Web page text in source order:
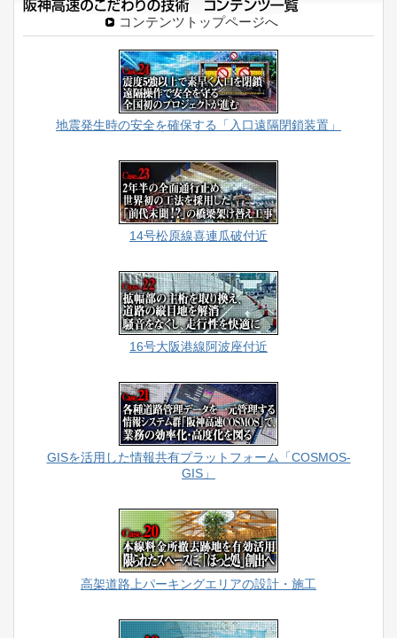
コンテンツトップページへ
地震発生時の安全を確保する「入口遠隔閉鎖装置」
14号松原線喜連瓜破付近
16号大阪港線阿波座付近
GISを活用した情報共有プラットフォーム「COSMOS-
GIS」
高架道路上パーキングエリアの設計・施工